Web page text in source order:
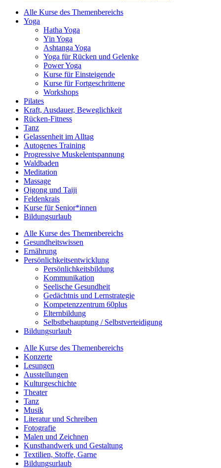
Alle Kurse des Themenbereichs
Yoga
Hatha Yoga
Yin Yoga
Ashtanga Yoga
Yoga für Rücken und Gelenke
Power Yoga
Kurse für Einsteigende
Kurse für Fortgeschrittene
Workshops
Pilates
Kraft, Ausdauer, Beweglichkeit
Rücken-Fitness
Tanz
Gelassenheit im Alltag
Autogenes Training
Progressive Muskelentspannung
Waldbaden
Meditation
Massage
Qigong und Taiji
Feldenkrais
Kurse für Senior*innen
Bildungsurlaub
Alle Kurse des Themenbereichs
Gesundheitswissen
Ernährung
Persönlichkeitsentwicklung
Persönlichkeitsbildung
Kommunikation
Seelische Gesundheit
Gedächtnis und Lernstrategie
Kompetenzzentrum 60plus
Elternbildung
Selbstbehauptung / Selbstverteidigung
Bildungsurlaub
Alle Kurse des Themenbereichs
Konzerte
Lesungen
Ausstellungen
Kulturgeschichte
Theater
Tanz
Musik
Literatur und Schreiben
Fotografie
Malen und Zeichnen
Kunsthandwerk und Gestaltung
Textilien, Stoffe, Garne
Bildungsurlaub